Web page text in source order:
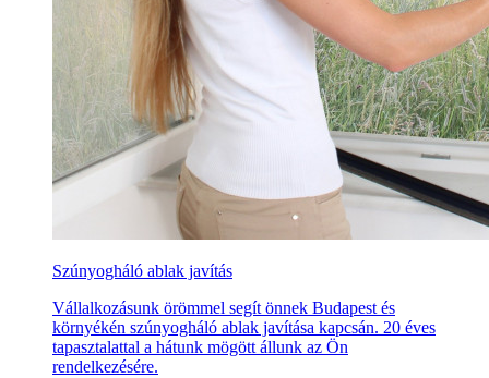
Szúnyogháló ablak javítás
Vállalkozásunk örömmel segít önnek Budapest és
környékén szúnyogháló ablak javítása kapcsán. 20 éves
tapasztalattal a hátunk mögött állunk az Ön
rendelkezésére.